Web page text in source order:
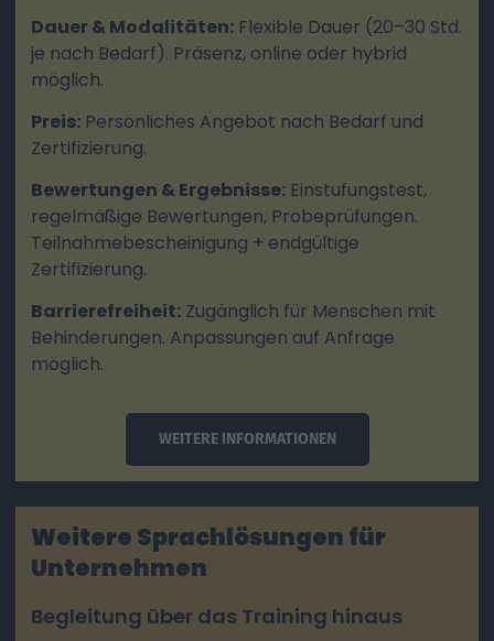
Dauer & Modalitäten: Flexible Dauer (20–30 Std.
je nach Bedarf). Präsenz, online oder hybrid
möglich.
Preis: Persönliches Angebot nach Bedarf und
Zertifizierung.
Bewertungen & Ergebnisse: Einstufungstest,
regelmäßige Bewertungen, Probeprüfungen.
Teilnahmebescheinigung + endgültige
Zertifizierung.
Barrierefreiheit: Zugänglich für Menschen mit
Behinderungen. Anpassungen auf Anfrage
möglich.
WEITERE INFORMATIONEN
Weitere Sprachlösungen für
Unternehmen
Begleitung über das Training hinaus